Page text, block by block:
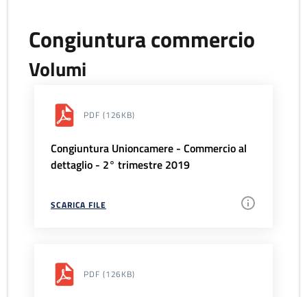
Congiuntura commercio
Volumi
PDF (126KB)
Congiuntura Unioncamere - Commercio al
dettaglio - 2° trimestre 2019
SCARICA FILE
PDF (126KB)